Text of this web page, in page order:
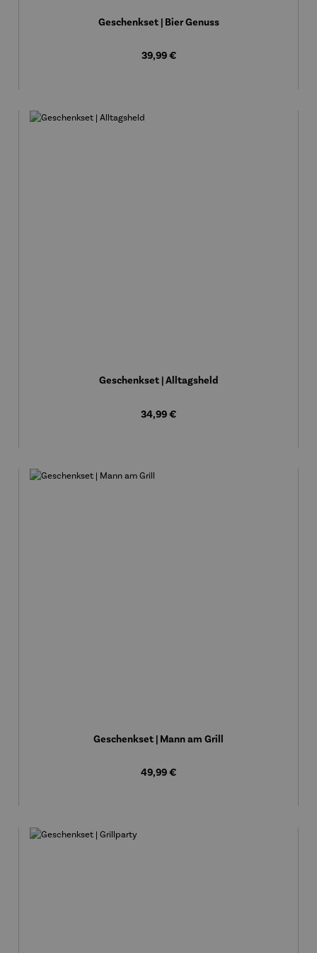
Geschenkset | Bier Genuss
Regulärer Preis:
39,99 €
Geschenkset | Alltagsheld
Regulärer Preis:
34,99 €
Geschenkset | Mann am Grill
Regulärer Preis:
49,99 €